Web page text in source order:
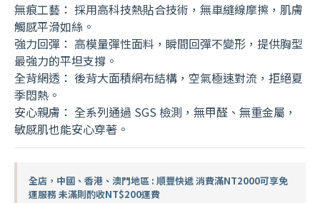
無痕工藝： 採用高科技熱貼合技術，無車縫線摩擦，肌膚
觸感平滑如絲。
強力回彈： 高模量彈性面料，瞬間回彈不變形，提供胸型
最強力的平坦支撐。
全背網透： 後背大面積網布結構，空氣極速對流，拒絕夏
季悶熱。
安心親膚： 全系列通過 SGS 檢測，無甲醛、無重金屬，
敏感肌也能安心穿著。
全店，中國、香港、澳門地區 : 順豐快遞 消費滿NT2000可享免
運服務 未滿則酌收NT$200運費